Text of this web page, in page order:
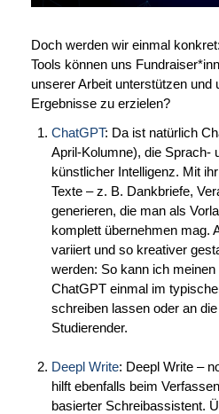
Doch werden wir einmal
Tools können uns
unserer Arbeit unterstützen und
Ergebnisse zu erzielen?
ChatGPT: Da ist natürlich
April-Kolumne), die Sprach-
künstlicher Intelligenz. Mit
Texte – z. B. Dankbriefe,
generieren, die man als
komplett übernehmen mag.
variiert und so kreativer
werden: So kann ich
ChatGPT einmal im
schreiben lassen oder an
Studierender.
Deepl Write: Deepl Write –
hilft ebenfalls beim
basierter Schreibassistent.